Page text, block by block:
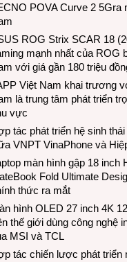
POVA Curve 2 5Gra
ROG Strix SCAR 18
mạnh nhất của ROG
với giá gần 180 triệu
Việt Nam khai trương
là trung tâm phát triển
vực
tác phát triển hệ sinh
VNPT VinaPhone và
màn hình gập 18 inch
Fold Ultimate
thức ra mắt
hình OLED 27 inch 4K
thế giới dùng công nghệ
MSI và TCL
tác chiến lược phát triển